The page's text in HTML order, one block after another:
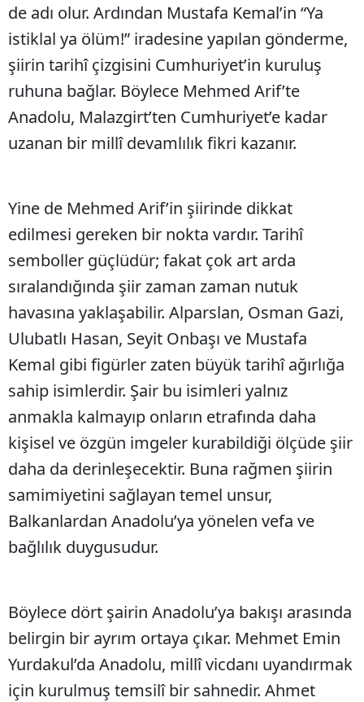
de adı olur. Ardından Mustafa Kemal’in “Ya
istiklal ya ölüm!” iradesine yapılan gönderme,
şiirin tarihî çizgisini Cumhuriyet’in kuruluş
ruhuna bağlar. Böylece Mehmed Arif’te
Anadolu, Malazgirt’ten Cumhuriyet’e kadar
uzanan bir millî devamlılık fikri kazanır.
Yine de Mehmed Arif’in şiirinde dikkat
edilmesi gereken bir nokta vardır. Tarihî
semboller güçlüdür; fakat çok art arda
sıralandığında şiir zaman zaman nutuk
havasına yaklaşabilir. Alparslan, Osman Gazi,
Ulubatlı Hasan, Seyit Onbaşı ve Mustafa
Kemal gibi figürler zaten büyük tarihî ağırlığa
sahip isimlerdir. Şair bu isimleri yalnız
anmakla kalmayıp onların etrafında daha
kişisel ve özgün imgeler kurabildiği ölçüde şiir
daha da derinleşecektir. Buna rağmen şiirin
samimiyetini sağlayan temel unsur,
Balkanlardan Anadolu’ya yönelen vefa ve
bağlılık duygusudur.
Böylece dört şairin Anadolu’ya bakışı arasında
belirgin bir ayrım ortaya çıkar. Mehmet Emin
Yurdakul’da Anadolu, millî vicdanı uyandırmak
için kurulmuş temsilî bir sahnedir. Ahmet